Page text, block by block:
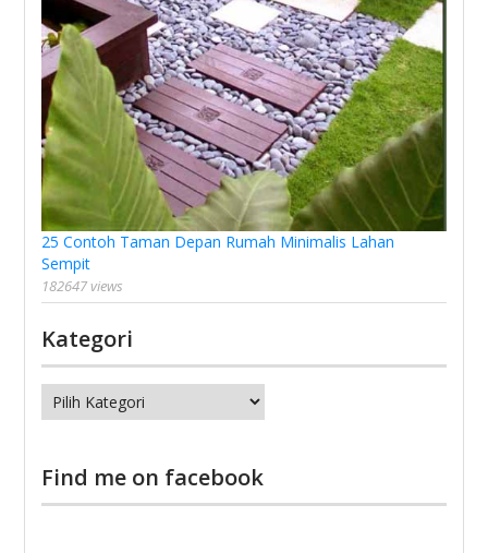
25 Contoh Taman Depan Rumah Minimalis Lahan
Sempit
182647 views
Kategori
Kategori
Find me on facebook